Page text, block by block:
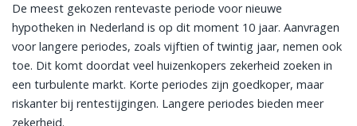
De meest gekozen rentevaste periode voor nieuwe
hypotheken in Nederland is op dit moment 10 jaar. Aanvragen
voor langere periodes, zoals vijftien of twintig jaar, nemen ook
toe. Dit komt doordat veel huizenkopers zekerheid zoeken in
een turbulente markt. Korte periodes zijn goedkoper, maar
riskanter bij rentestijgingen. Langere periodes bieden meer
zekerheid.